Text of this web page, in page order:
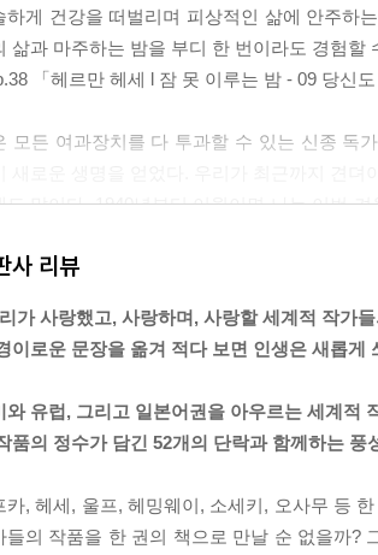
하게 건강을 떠벌리며 피상적인 삶에 안주하
삶과 마주하는 밤을 부디 한 번이라도 경험할
「헤르만 헤세 l 잠 못 이루는 밤 - 09 당신
모든 여과장치를 다 투과할 수 있는 신종 독
도 말이다. 1940년부터 이월이면 나는 이번
「조지 오웰 l 두꺼비를 생각하며 - 18 봄은
은 여름과 동시에 찾아온다.
속에 가을이 몰래 숨어 있으니 이미 가을은
아닌가. 가을은 교활한 악마다. 여름내 이미
있다. 여름이 되자 집안사람 하나가 바다에
「다자이 오사무 l 아, 가을 - 20 가을이라
사 리뷰
가 사랑했고, 사랑하며, 사랑할 세계적 작가
이로운 문장을 옮겨 적다 보면 인생은 새롭게
와 유럽, 그리고 일본어권을 아우르는 세계적
품의 정수가 담긴 52개의 단락과 함께하는 풍
카, 헤세, 울프, 헤밍웨이, 소세키, 오사무 등
들의 작품을 한 권의 책으로 만날 순 없을까?